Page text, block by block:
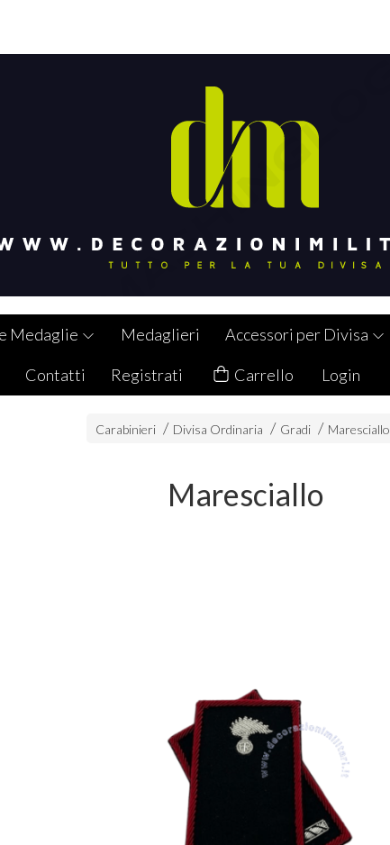
Medaglie Medaglieri Accessori per Divisa
Contatti Registrati Carrello Login
Carabinieri Divisa Ordinaria Gradi Maresciallo
Maresciallo